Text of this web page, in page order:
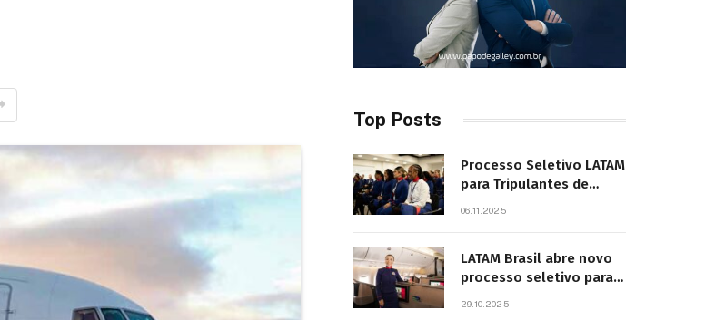
Top Posts
Processo Seletivo LATAM
para Tripulantes de
06.11.2025
LATAM Brasil abre novo
processo seletivo para
29.10.2025